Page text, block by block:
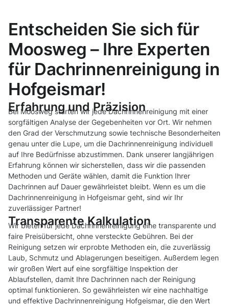
Entscheiden Sie sich für
Moosweg – Ihre Experten
für Dachrinnenreinigung in
Hofgeismar!
Erfahrung und Präzision
Bei Moosweg starten wir jede Dachrinnenreinigung mit einer
sorgfältigen Analyse der Gegebenheiten vor Ort. Wir nehmen
den Grad der Verschmutzung sowie technische Besonderheiten
genau unter die Lupe, um die Dachrinnenreinigung individuell
auf Ihre Bedürfnisse abzustimmen. Dank unserer langjährigen
Erfahrung können wir sicherstellen, dass wir die passenden
Methoden und Geräte wählen, damit die Funktion Ihrer
Dachrinnen auf Dauer gewährleistet bleibt. Wenn es um die
Dachrinnenreinigung in Hofgeismar geht, sind wir Ihr
zuverlässiger Partner!
Transparente Kalkulation
Wir bieten für jede Dachrinnenreinigung eine transparente und
faire Preisübersicht, ohne versteckte Gebühren. Bei der
Reinigung setzen wir erprobte Methoden ein, die zuverlässig
Laub, Schmutz und Ablagerungen beseitigen. Außerdem legen
wir großen Wert auf eine sorgfältige Inspektion der
Ablaufstellen, damit Ihre Dachrinnen nach der Reinigung
optimal funktionieren. So gewährleisten wir eine nachhaltige
und effektive Dachrinnenreinigung Hofgeismar, die den Wert